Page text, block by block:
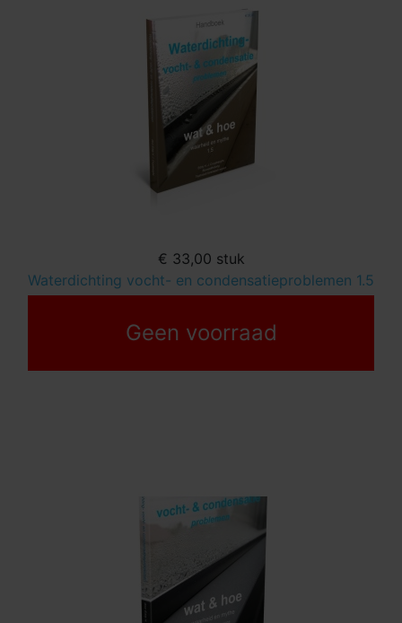
€ 33,00 stuk
Waterdichting vocht- en condensatieproblemen 1.5
Geen voorraad